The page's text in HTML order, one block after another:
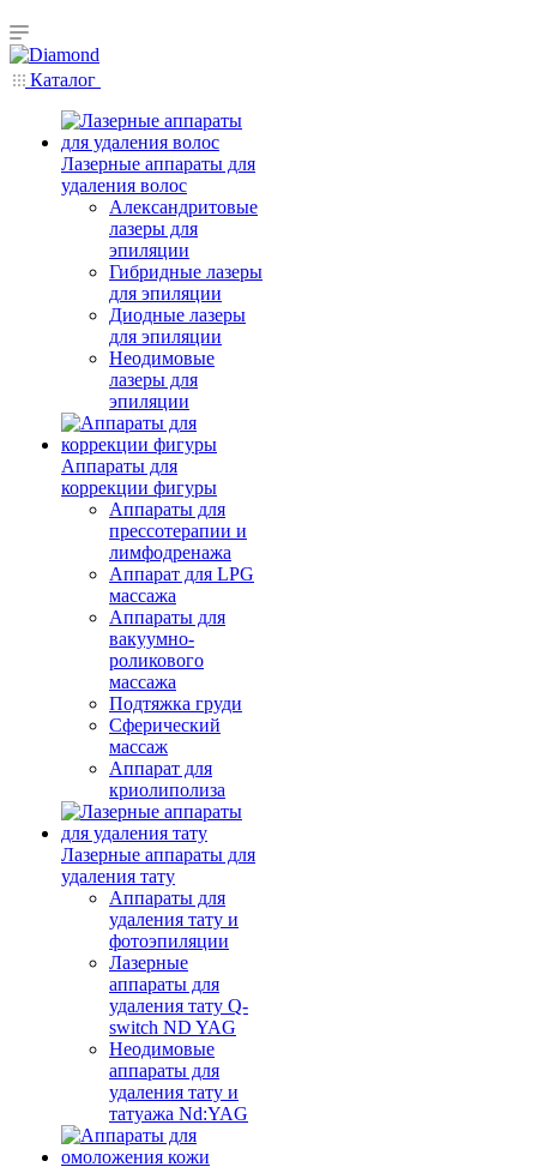
Каталог
Лазерные аппараты для
удаления волос
Александритовые
лазеры для
эпиляции
Гибридные лазеры
для эпиляции
Диодные лазеры
для эпиляции
Неодимовые
лазеры для
эпиляции
Аппараты для
коррекции фигуры
Аппараты для
прессотерапии и
лимфодренажа
Аппарат для LPG
массажа
Аппараты для
вакуумно-
роликового
массажа
Подтяжка груди
Сферический
массаж
Аппарат для
криолиполиза
Лазерные аппараты для
удаления тату
Аппараты для
удаления тату и
фотоэпиляции
Лазерные
аппараты для
удаления тату Q-
switch ND YAG
Неодимовые
аппараты для
удаления тату и
татуажа Nd:YAG